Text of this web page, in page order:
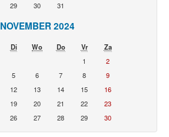
29 30 31
NOVEMBER 2024
Di Wo Do Vr
Za
1
2
5 6 7 8
9
12 13 14 15
16
19 20 21 22
23
26 27 28 29 30